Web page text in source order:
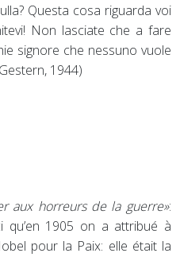
Questa cosa riguarda voi
Non lasciate che a fare
signore che nessuno vuole
1944)
aux horreurs de la guerre»:
qu’en 1905 on a attribué à
pour la Paix: elle était la